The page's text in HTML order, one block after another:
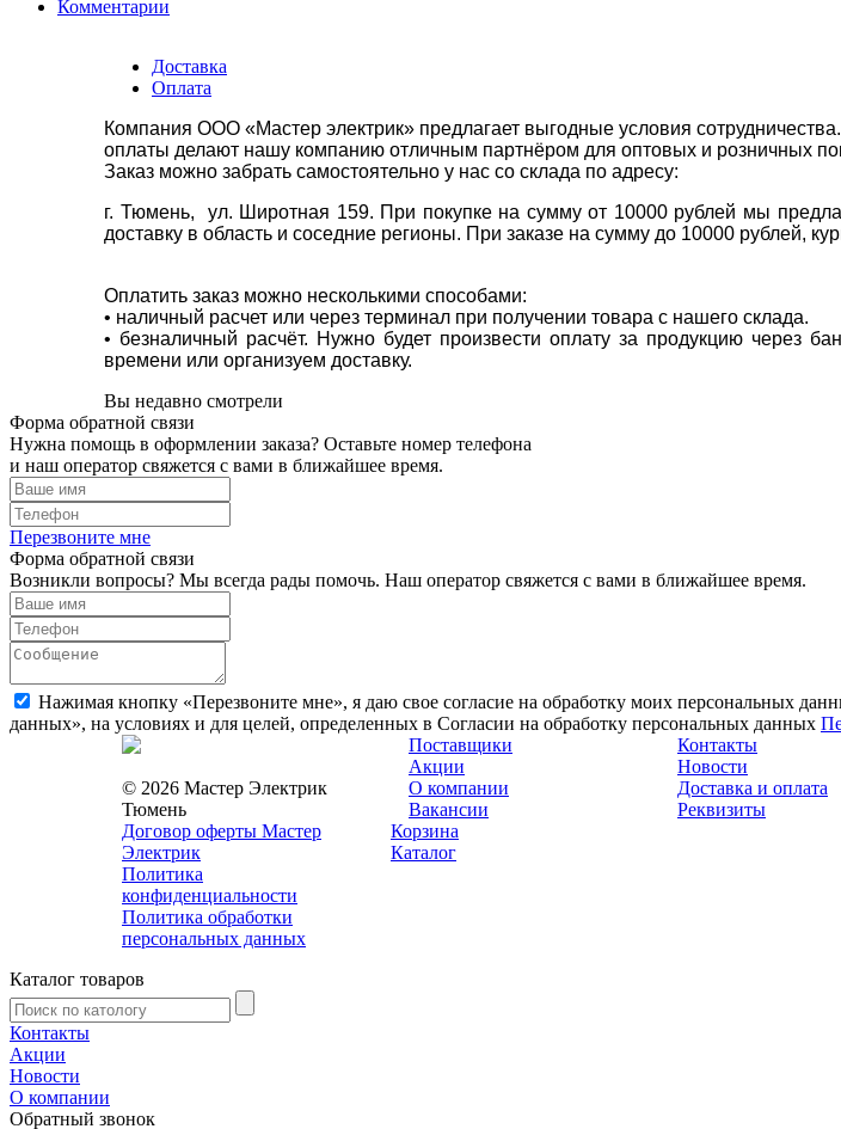
Комментарии
Доставка
Оплата
Компания ООО «Мастер электрик» предлагает выгодные условия
оплаты делают нашу компанию отличным партнёром для оптовых и розничных
Заказ можно забрать самостоятельно у нас со склада по адресу:
г. Тюмень, ул. Широтная 159. При покупке на сумму от 10000 рублей мы
доставку в область и соседние регионы. При заказе на сумму до 10000 рублей,
Оплатить заказ можно несколькими способами:
• наличный расчет или через терминал при получении товара с нашего склада.
• безналичный расчёт. Нужно будет произвести оплату за продукцию через
времени или организуем доставку.
Вы недавно смотрели
Форма обратной связи
Нужна помощь в оформлении заказа? Оставьте номер телефона
и наш оператор свяжется с вами в ближайшее время.
Перезвоните мне
Форма обратной связи
Возникли вопросы? Мы всегда рады помочь. Наш оператор свяжется с вами в ближайшее время.
Нажимая кнопку «Перезвоните мне», я даю свое согласие на обработку моих персональных
данных», на условиях и для целей, определенных в Согласии на обработку персональных данных
© 2026 Мастер Электрик
Тюмень
Договор оферты Мастер
Электрик
Политика
конфиденциальности
Политика обработки
персональных данных
Поставщики
Контакты
Акции
Новости
О компании
Доставка и оплата
Вакансии
Реквизиты
Корзина
Каталог
Каталог товаров
Контакты
Акции
Новости
О компании
Обратный звонок